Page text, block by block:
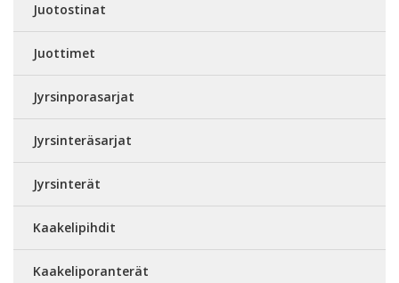
Juotostinat
Juottimet
Jyrsinporasarjat
Jyrsinteräsarjat
Jyrsinterät
Kaakelipihdit
Kaakeliporanterät